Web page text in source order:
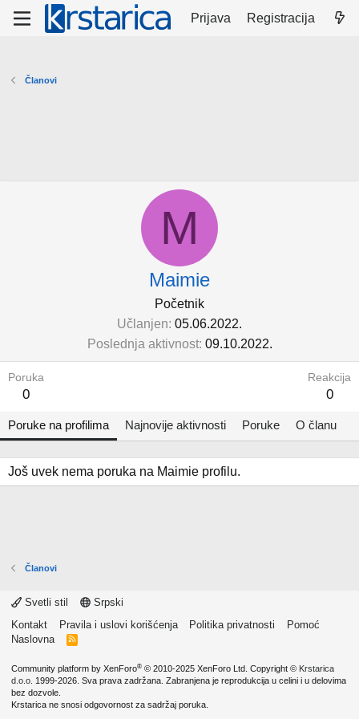
Prijava Registracija
Članovi
M
Maimie
Početnik
Učlanjen 05.06.2022.
Poslednja aktivnost 09.10.2022.
Poruka
0
Reakcija
0
Poruke na profilima Najnovije aktivnosti Poruke O članu
Još uvek nema poruka na Maimie profilu.
Članovi
Svetli stil
Srpski
Kontakt
Pravila i uslovi korišćenja Politika privatnosti
Pomoć
Naslovna
R
Community platform by XenForo® © 2010-2025 XenForo Ltd. Copyright © Krstarica
d.o.o. 1999-2026. Sva prava zadržana. Zabranjena je reprodukcija u celini i u delovima
bez dozvole.
Krstarica ne snosi odgovornost za sadržaj poruka.